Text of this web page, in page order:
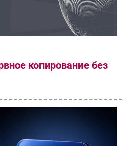
копирование без